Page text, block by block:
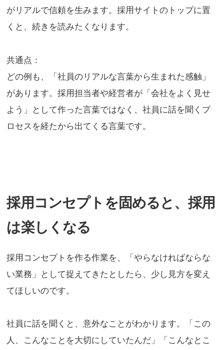
がリアルで信頼を生みます。採用サイトのトップに置
くと、続きを読みたくなります。
共通点：
どの例も、「社員のリアルな言葉から生まれた感触」
があります。採用担当者や経営者が「会社をよく見せ
よう」として作った言葉ではなく、社員に話を聞くプ
ロセスを経たから出てくる言葉です。
採用コンセプトを固めると、採用
は楽しくなる
採用コンセプトを作る作業を、「やらなければならな
い業務」として捉えてきたとしたら、少し見方を変え
てほしいのです。
社員に話を聞くと、意外なことがわかります。「この
人、こんなことを大切にしていたんだ」「こんなとこ